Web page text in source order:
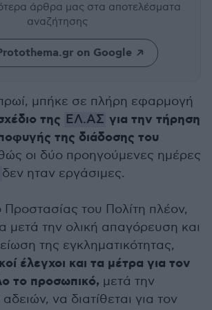
άρθρα μας στα αποτελέσματα
αναζήτησης
on Google
μπήκε σε πλήρη εφαρμογή
της ΕΛ.ΑΣ για την τήρηση
της διάδοσης του
οι δύο προηγούμενες ημέρες
δεν ηταν εργάσιμες.
Προστασίας του Πολίτη πλέον,
μετά την ολική απαγόρευση και
της εγκληματικότητας,
έλεγχοι και τα μέτρα για τον
το προσωπικό, μετά την
να διατίθεται για τον